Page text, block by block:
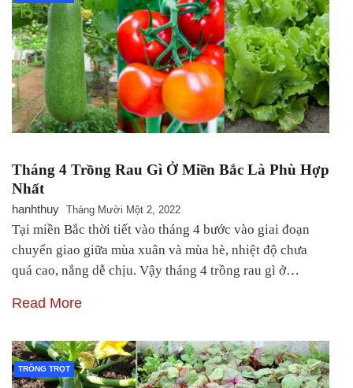
Tháng 4 Trồng Rau Gì Ở Miền Bắc Là Phù Hợp
Nhất
hanhthuy Tháng Mười Một 2, 2022
Tại miền Bắc thời tiết vào tháng 4 bước vào giai đoạn
chuyển giao giữa mùa xuân và mùa hè, nhiệt độ chưa
quá cao, nắng dễ chịu. Vậy tháng 4 trồng rau gì ở…
Read More
TRỒNG TRỌT